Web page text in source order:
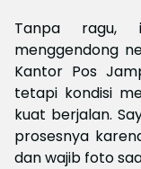
Tanpa ragu,
menggendong
Kantor Pos
tetapi kondisi
kuat berjalan.
prosesnya
dan wajib foto